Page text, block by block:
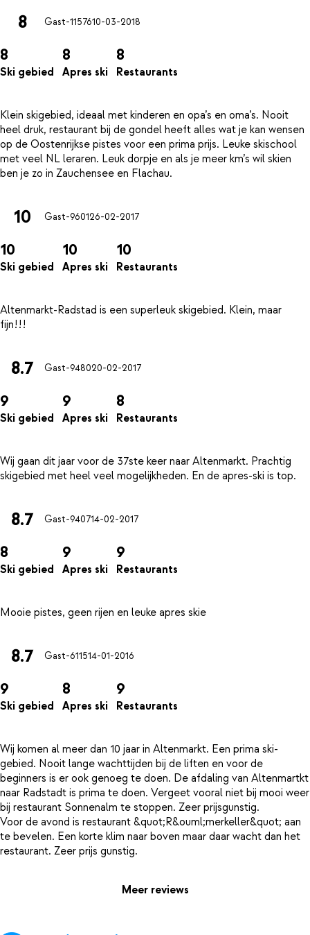
8 Gast-1157610-03-2018
8
Ski gebied
8
Apres ski
8
Restaurants
Klein skigebied, ideaal met kinderen en opa’s en oma’s. Nooit
heel druk, restaurant bij de gondel heeft alles wat je kan wensen
op de Oostenrijkse pistes voor een prima prijs. Leuke skischool
met veel NL leraren. Leuk dorpje en als je meer km’s wil skien
10 Gast-960126-02-2017
10
Ski gebied
10
Apres ski
10
Restaurants
Altenmarkt-Radstad is een superleuk skigebied. Klein, maar
8.7 Gast-948020-02-2017
9
Ski gebied
9
Apres ski
8
Restaurants
Wij gaan dit jaar voor de 37ste keer naar Altenmarkt. Prachtig
8.7 Gast-940714-02-2017
8
Ski gebied
9
Apres ski
9
Restaurants
8.7 Gast-611514-01-2016
9
Ski gebied
8
Apres ski
9
Restaurants
Wij komen al meer dan 10 jaar in Altenmarkt. Een prima ski-
gebied. Nooit lange wachttijden bij de liften en voor de
beginners is er ook genoeg te doen. De afdaling van Altenmartkt
naar Radstadt is prima te doen. Vergeet vooral niet bij mooi weer
bij restaurant Sonnenalm te stoppen. Zeer prijsgunstig.
Voor de avond is restaurant &quot;R&ouml;merkeller&quot; aan
te bevelen. Een korte klim naar boven maar daar wacht dan het
Meer reviews